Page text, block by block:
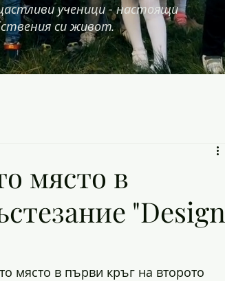
ученици - настоящи
си живот.
място в
"Design
място в първи кръг на второто